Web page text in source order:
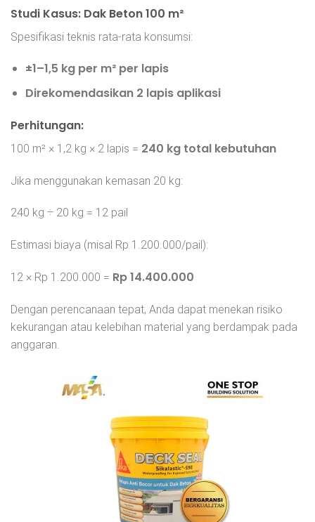
Studi Kasus: Dak Beton 100 m²
Spesifikasi teknis rata-rata konsumsi:
±1–1,5 kg per m² per lapis
Direkomendasikan 2 lapis aplikasi
Perhitungan:
100 m² × 1,2 kg × 2 lapis = 240 kg total kebutuhan
Jika menggunakan kemasan 20 kg:
240 kg ÷ 20 kg = 12 pail
Estimasi biaya (misal Rp 1.200.000/pail):
12 × Rp 1.200.000 = Rp 14.400.000
Dengan perencanaan tepat, Anda dapat menekan risiko
kekurangan atau kelebihan material yang berdampak pada
anggaran.